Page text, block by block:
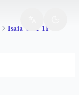
Isaia 64 1 11